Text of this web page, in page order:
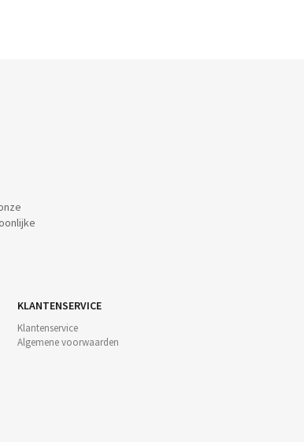
KLANTENSERVICE
Klantenservice
Algemene voorwaarden